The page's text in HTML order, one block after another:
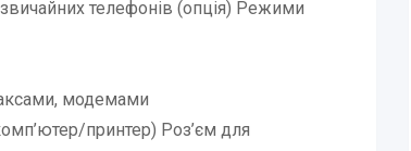
телефонів (опція) Режими
модемами
принтер) Роз’єм для